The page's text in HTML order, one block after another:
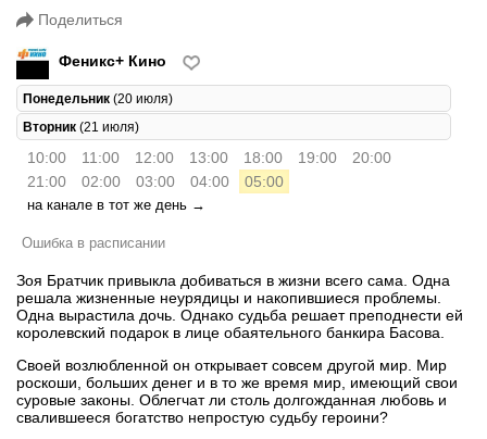
Поделиться
Феникс+ Кино
Понедельник (20 июля)
Вторник (21 июля)
10:00 11:00 12:00 13:00 18:00 19:00
20:00
21:00
02:00 03:00 04:00 05:00
на канале в тот же день →
Ошибка в расписании
Зоя Братчик привыкла добиваться в жизни всего сама. Одна
решала жизненные неурядицы и накопившиеся проблемы.
Одна вырастила дочь. Однако судьба решает преподнести ей
королевский подарок в лице обаятельного банкира Басова.
Своей возлюбленной он открывает совсем другой мир. Мир
роскоши, больших денег и в то же время мир, имеющий свои
суровые законы. Облегчат ли столь долгожданная любовь и
свалившееся богатство непростую судьбу героини?